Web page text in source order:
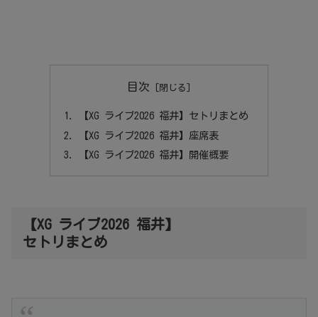
目次
【XG ライブ2026 福井】セトリまとめ
【XG ライブ2026 福井】座席表
【XG ライブ2026 福井】開催概要
【XG ライブ2026 福井】
セトリまとめ